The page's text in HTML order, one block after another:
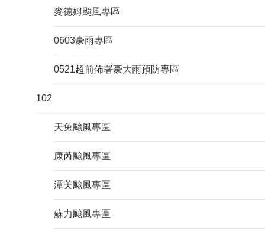
麥德姆颱風專區
0603豪雨專區
0521超前佈署豪大雨預防專區
102
天兔颱風專區
康芮颱風專區
潭美颱風專區
蘇力颱風專區